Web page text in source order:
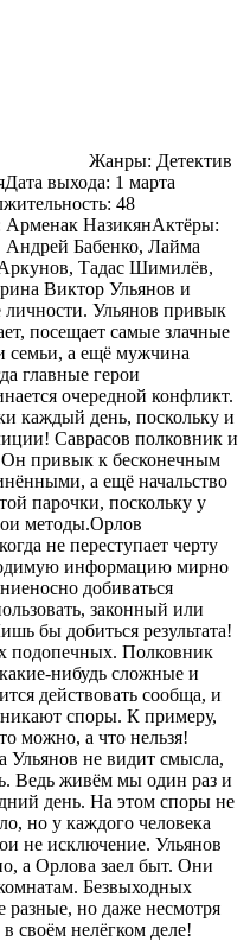
Жанры: Детектив
Дата выхода: 1 марта
48
Арменак НазикянАктёры:
Бабенко, Лайма
Тадас Шимилёв,
Виктор Ульянов и
Ульянов привык
посещает самые злачные
семьи, а ещё мужчина
главные герои
очередной конфликт.
каждый день, поскольку и
Саврасов полковник и
Он привык к бесконечным
а ещё начальство
парочки, поскольку у
методы.Орлов
не переступает черту
информацию мирно
добиваться
законный или
бы добиться результата!
подопечных. Полковник
нибудь сложные и
действовать сообща, и
споры. К примеру,
можно, а что нельзя!
Ульянов не видит смысла,
Ведь живём мы один раз и
день. На этом споры не
но у каждого человека
не исключение. Ульянов
а Орлова заел быт. Они
Безвыходных
разные, но даже несмотря
своём нелёгком деле!